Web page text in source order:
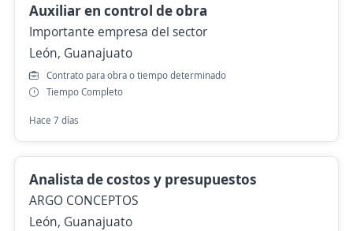
Auxiliar en control de obra
Importante empresa del sector
León, Guanajuato
Contrato para obra o tiempo determinado
Tiempo Completo
Hace 7 días
Analista de costos y presupuestos
ARGO CONCEPTOS
León, Guanajuato